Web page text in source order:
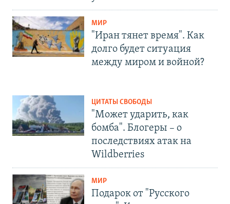
МИР
"Иран тянет время". Как
долго будет ситуация
между миром и войной?
ЦИТАТЫ СВОБОДЫ
"Может ударить, как
бомба". Блогеры – о
последствиях атак на
Wildberries
МИР
Подарок от "Русского